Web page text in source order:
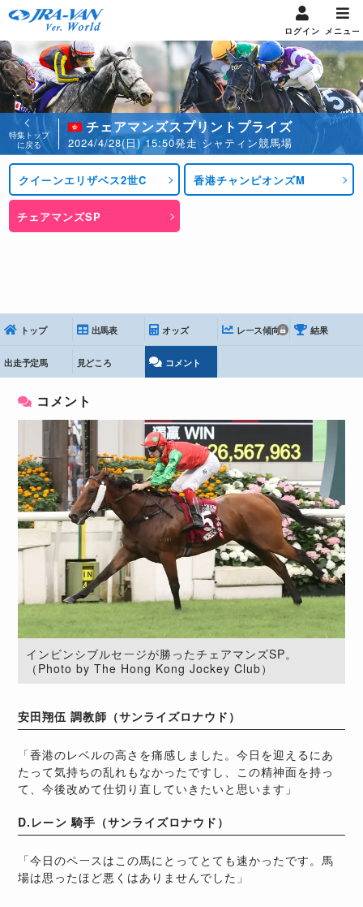
ログイン メニュー
特集トップ
に戻る
チェアマンズスプリントプライズ
2024/4/28(日) 15:50発走 シャティン競馬場
クイーンエリザベス2世C 香港チャンピオンズM
チェアマンズSP
トップ 出馬表 オッズ レース傾向 結果
出走予定馬 見どころ コメント
コメント
インビンシブルセージが勝ったチェアマンズSP。
（Photo by The Hong Kong Jockey Club）
安田翔伍 調教師（サンライズロナウド）
「香港のレベルの高さを痛感しました。今日を迎えるにあ
たって気持ちの乱れもなかったですし、この精神面を持っ
て、今後改めて仕切り直していきたいと思います」
D.レーン 騎手（サンライズロナウド）
「今日のペースはこの馬にとってとても速かったです。馬
場は思ったほど悪くはありませんでした」